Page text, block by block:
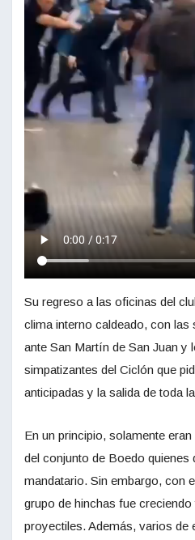
Su regreso a las oficinas del
clima interno caldeado, con las
ante San Martín de San Juan
simpatizantes del Ciclón que
anticipadas y la salida de toda
En un principio, solamente
del conjunto de Boedo quienes
mandatario. Sin embargo, con
grupo de hinchas fue
proyectiles. Además, varios de